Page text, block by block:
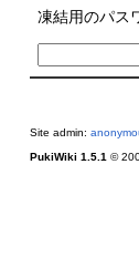
凍結用のパス
Site admin:
PukiWiki 1.5.1©